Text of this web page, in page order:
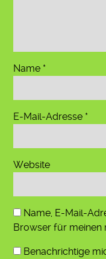
Name *
E-Mail-Adresse *
Website
Name, E-Mail-
Browser für meinen
Benachrichtige